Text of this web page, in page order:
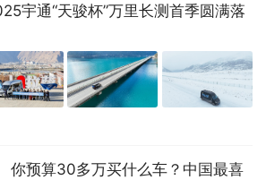
宇通“天骏杯”万里长测首季圆满落
你预算30多万买什么车？中国最喜